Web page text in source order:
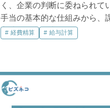
く、企業の判断に委ねられて
手当の基本的な仕組みから、
方法、企業が支給する際のメ
経費精算 給与計算